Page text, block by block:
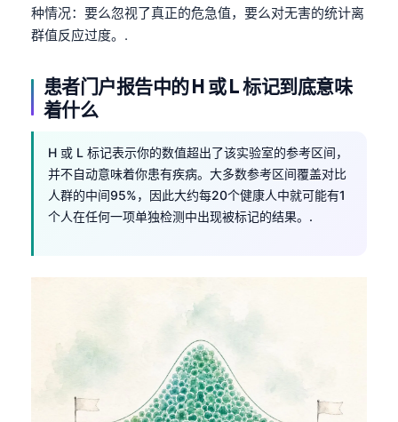
种情况：要么忽视了真正的危急值，要么对无害的统计离
群值反应过度。.
患者门户报告中的 H 或 L 标记到底意味
着什么
H 或 L 标记表示你的数值超出了该实验室的参考区间，
并不自动意味着你患有疾病。大多数参考区间覆盖对比
人群的中间95%，因此大约每20个健康人中就可能有1
个人在任何一项单独检测中出现被标记的结果。.